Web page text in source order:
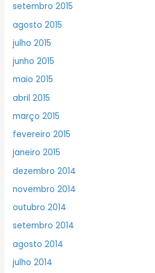
setembro 2015
agosto 2015
julho 2015
junho 2015
maio 2015
abril 2015
março 2015
fevereiro 2015
janeiro 2015
dezembro 2014
novembro 2014
outubro 2014
setembro 2014
agosto 2014
julho 2014